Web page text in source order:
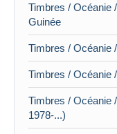
Timbres / Océanie
Guinée
Timbres / Océanie
Timbres / Océanie
Timbres / Océanie
1978-...)